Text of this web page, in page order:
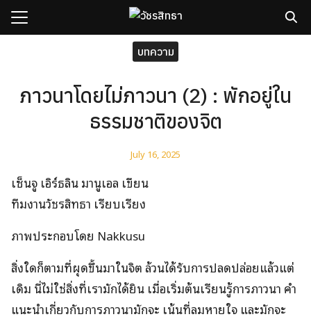
Skip
า
บทความ
ภาวนาโดยไม่ภาวนา (2) : พักอยู่ใน
ธรรมชาติของจิต
July 16, 2025
เซ็นจู เอิร์ธลิน มานูเอล เขียน
ทีมงานวัชรสิทธา เรียบเรียง
ภาพประกอบโดย Nakkusu
สิ่งใดก็ตามที่ผุดขึ้นมาในจิต ล้วนได้รับการปลดปล่อยแล้วแต่
เดิม นี่ไม่ใช่สิ่งที่เรามักได้ยิน เมื่อเริ่มต้นเรียนรู้การภาวนา คำ
แนะนำเกี่ยวกับการภาวนามักจะ เน้นที่ลมหายใจ และมักจะ